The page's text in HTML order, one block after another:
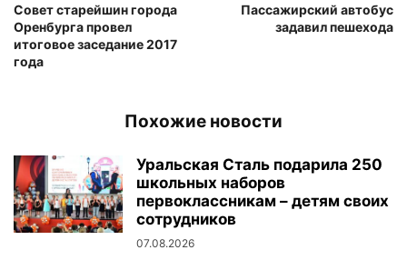
Совет старейшин города
Оренбурга провел
итоговое заседание 2017
года
Пассажирский автобус
задавил пешехода
Похожие новости
Уральская Сталь подарила 250
школьных наборов
первоклассникам – детям своих
сотрудников
07.08.2026